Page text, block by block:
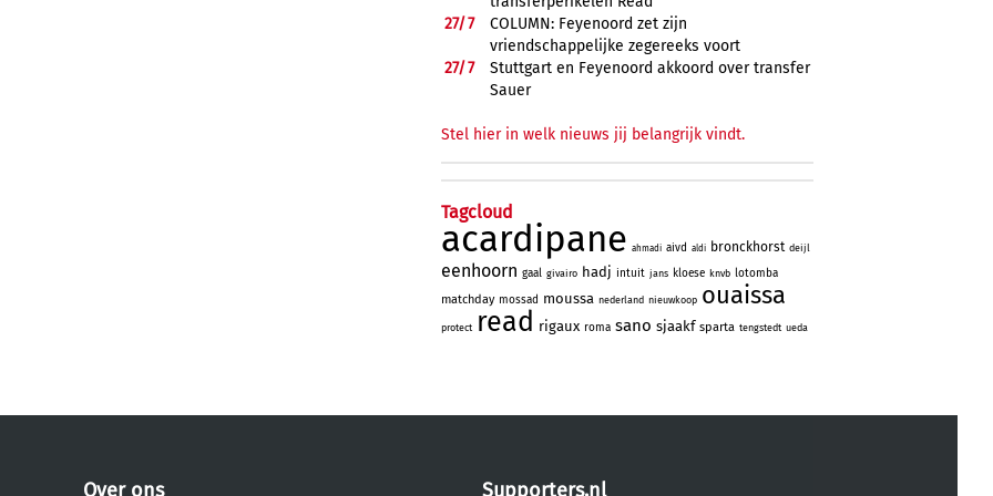
27/7
COLUMN: Feyenoord zet zijn
vriendschappelijke zegereeks voort
27/7
Stuttgart en Feyenoord akkoord over transfer
Sauer
Stel hier in welk nieuws jij belangrijk vindt.
Tagcloud
acardipane ahmadi aivd aldi bronckhorst deijl
eenhoorn gaal givairo hadj intuit jans kloese knvb lotomba
matchday mossad moussa nederland nieuwkoop ouaissa
protect read rigaux roma sano sjaakf sparta tengstedt ueda
Over ons Supporters.nl